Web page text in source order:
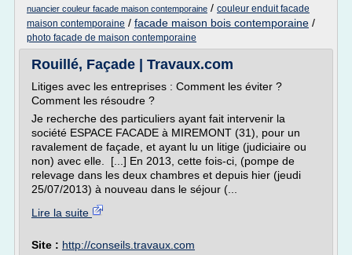
nuancier couleur facade maison contemporaine / couleur enduit facade
maison contemporaine / facade maison bois contemporaine /
photo facade de maison contemporaine
Rouillé, Façade | Travaux.com
Litiges avec les entreprises : Comment les éviter ?
Comment les résoudre ?
Je recherche des particuliers ayant fait intervenir la
société ESPACE FACADE à MIREMONT (31), pour un
ravalement de façade, et ayant lu un litige (judiciaire ou
non) avec elle. [...] En 2013, cette fois-ci, (pompe de
relevage dans les deux chambres et depuis hier (jeudi
25/07/2013) à nouveau dans le séjour (...
Lire la suite
Site : http://conseils.travaux.com